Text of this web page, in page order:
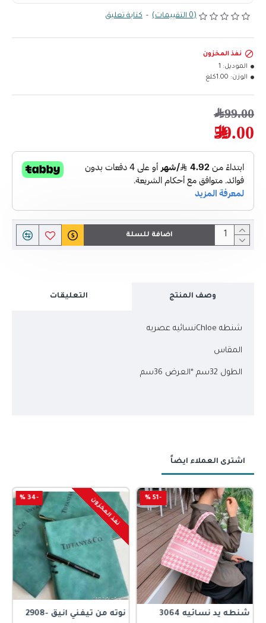
(0 التقييمات) - كتابة تعليق
59.00﷼
99.00﷼
نفذ المخزون
الموديل: 1
الوزن: 1.00كلغ
اضافة للسلة
وصف المنتج التعليقات
شنطه Chloeنسائيه عصريه
المقاس
الطول 32سم *العرض 36سم
اشترى العملاء ايضاً
-51 %
شنطه يد نسائيه 3064
-34 % نفذ المخزون
نوته من تيفني انيق -2908